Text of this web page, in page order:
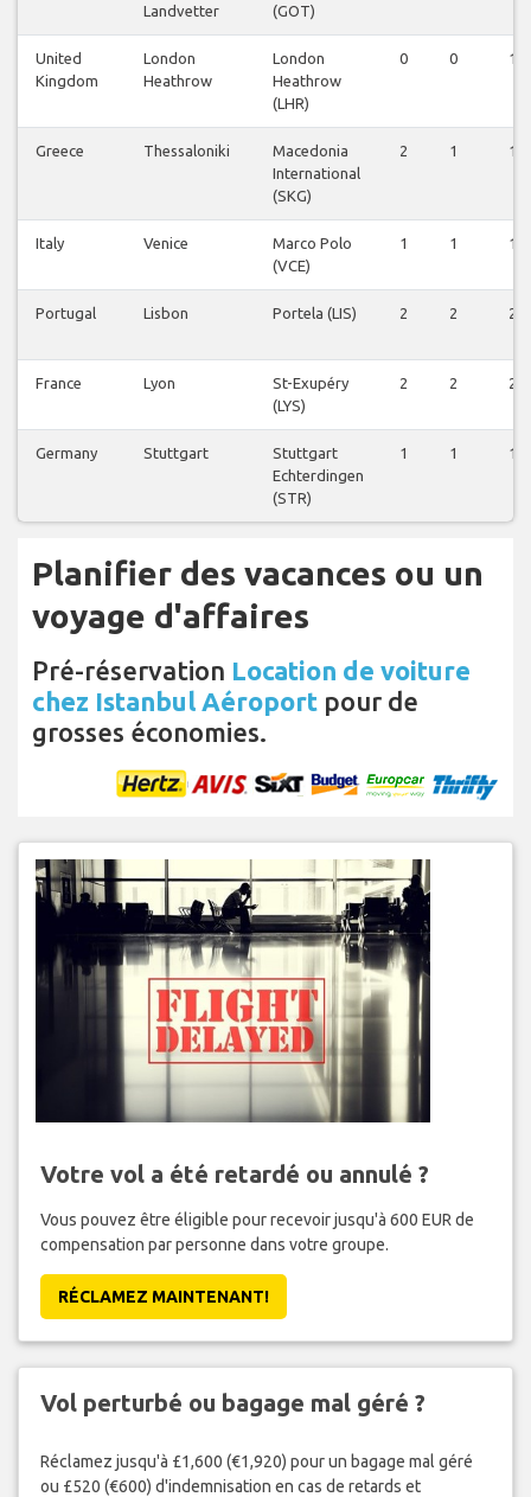
Landvetter
(GOT)
United
Kingdom
London
Heathrow
London
Heathrow
(LHR)
0 0 1
Greece Thessaloniki
Macedonia
International
(SKG)
2 1 1
Italy Venice
Marco Polo
(VCE)
1 1 1
Portugal Lisbon Portela (LIS) 2 2 2
France Lyon
St-Exupéry
(LYS)
2 2 2
Germany Stuttgart
Stuttgart
Echterdingen
(STR)
1 1 1
Planifier des vacances ou un
voyage d'affaires
Pré-réservation Location de voiture
chez Istanbul Aéroport pour de
grosses économies.
Votre vol a été retardé ou annulé ?
Vous pouvez être éligible pour recevoir jusqu'à 600 EUR de
compensation par personne dans votre groupe.
RÉCLAMEZ MAINTENANT!
Vol perturbé ou bagage mal géré ?
Réclamez jusqu'à £1,600 (€1,920) pour un bagage mal géré
ou £520 (€600) d'indemnisation en cas de retards et